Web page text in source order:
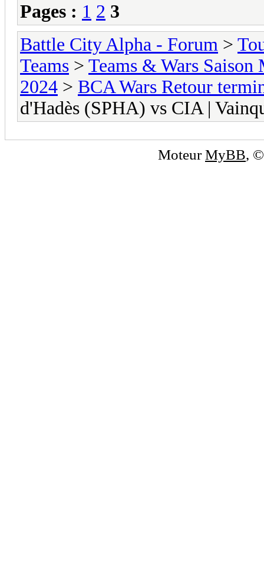
Pages : 1 2 3
Battle City Alpha - Forum >
Teams > Teams & Wars Saison
2024 > BCA Wars Retour
d'Hadès (SPHA) vs CIA |
MoteurMyBB,